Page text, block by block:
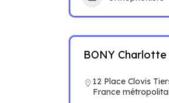
BONY Charlotte
12 Place Clovis
France